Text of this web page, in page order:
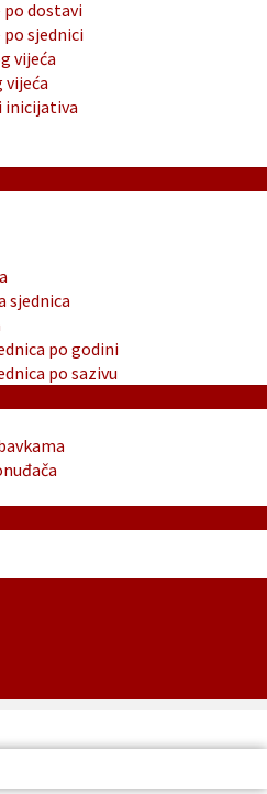
dostavi
sjednici
vijeća
vijeća
inicijativa
sjednica
po godini
po sazivu